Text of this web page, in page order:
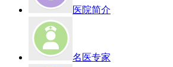
医院简介
名医专家